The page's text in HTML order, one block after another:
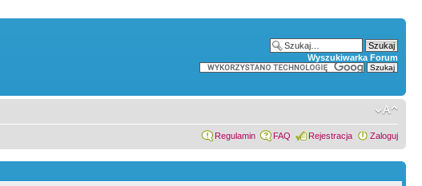
Wyszukiwarka Forum
Regulamin FAQ Rejestracja Zaloguj